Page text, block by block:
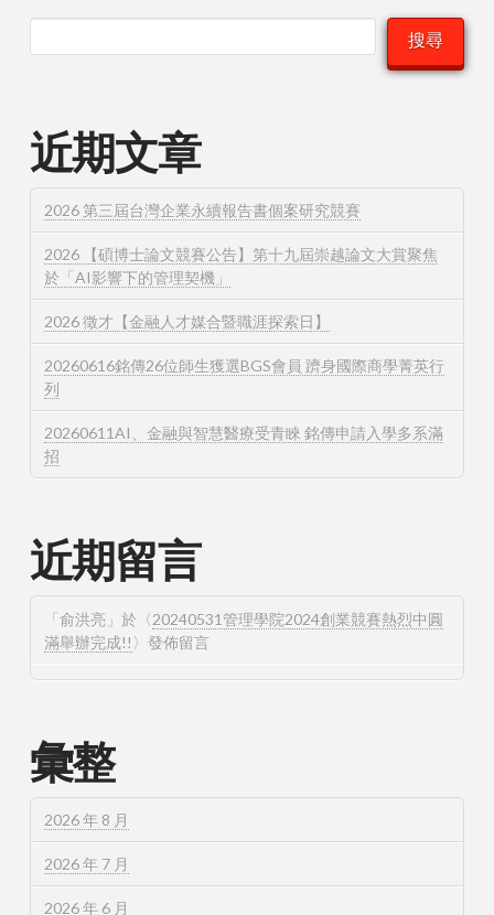
搜尋
近期文章
2026 第三屆台灣企業永續報告書個案研究競賽
2026 【碩博士論文競賽公告】第十九屆崇越論文大賞聚焦
於「AI影響下的管理契機」
2026 徵才【金融人才媒合暨職涯探索日】
20260616銘傳26位師生獲選BGS會員 躋身國際商學菁英行
列
20260611AI、金融與智慧醫療受青睞 銘傳申請入學多系滿
招
近期留言
「俞洪亮 」於〈20240531管理學院2024創業競賽熱烈中圓
滿舉辦完成!! 〉發佈留言
彙整
2026 年 8 月
2026 年 7 月
2026 年 6 月